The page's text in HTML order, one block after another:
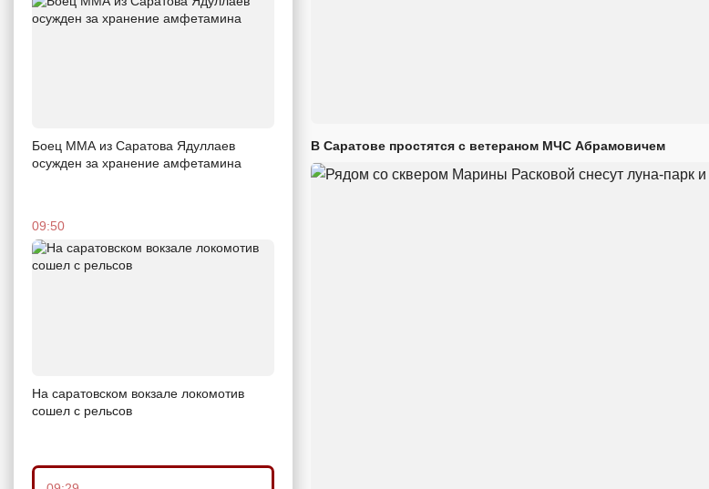
Боец ММА из Саратова Ядуллаев
осужден за хранение амфетамина
09:50
На саратовском вокзале локомотив
сошел с рельсов
В Саратове простятся с ветераном МЧС Абрамовичем